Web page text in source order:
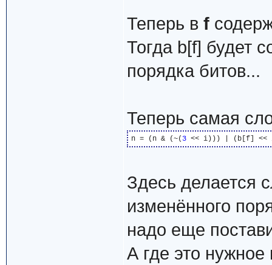
Теперь в f
Тогда b[f] будет
порядка битов...
Теперь самая
n = (n & (~( 3
Здесь делается
изменённого
надо еще
А где это